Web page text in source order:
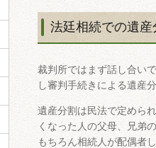
法廷相続での遺産
裁判所ではまず話し合い
し審判手続きによる遺産
遺産分割は民法で定めら
くなった人の父母、兄弟
もちろん相続人が配偶者